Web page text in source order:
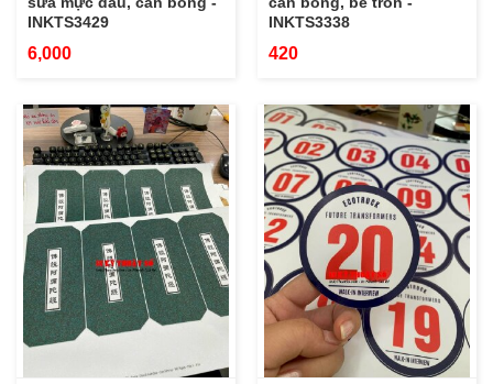
INKTS3429
6,000
INKTS3338
420